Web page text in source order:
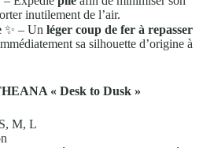
inutilement de l’air.
✨ – Un léger coup de fer à repasser
sa silhouette d’origine à
« Desk to Dusk »
M, L